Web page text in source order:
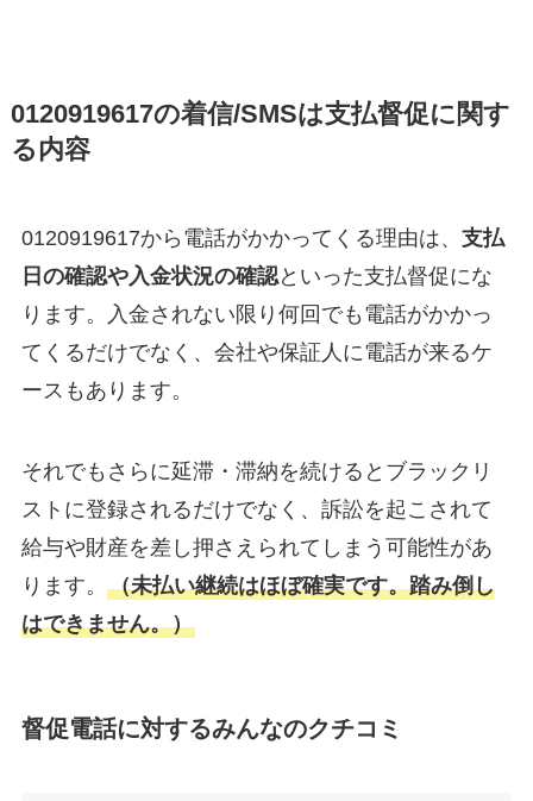
0120919617の着信/SMSは支払督促に関す
る内容
0120919617から電話がかかってくる理由は、 支払
日の確認や入金状況の確認といった支払督促にな
ります。入金されない限り何回でも電話がかかっ
てくるだけでなく、会社や保証人に電話が来るケ
ースもあります。
それでもさらに延滞・滞納を続けるとブラックリ
ストに登録されるだけでなく、訴訟を起こされて
給与や財産を差し押さえられてしまう可能性があ
ります。 （未払い継続はほぼ確実です。踏み倒し
はできません。）
督促電話に対するみんなのクチコミ